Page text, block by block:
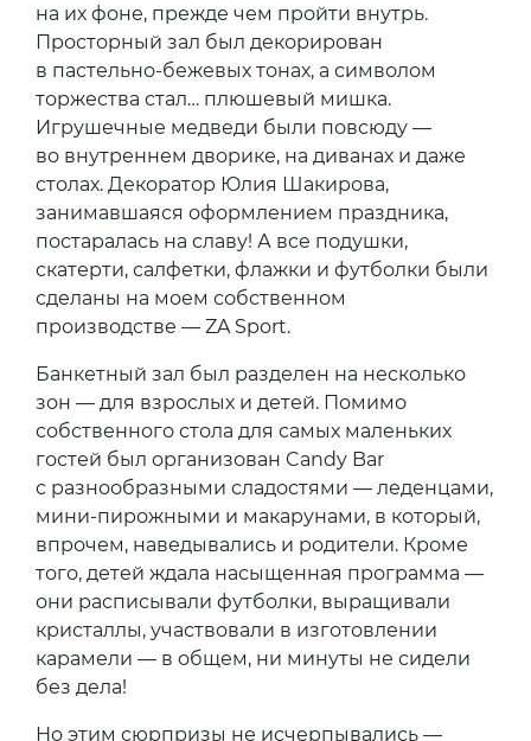
на их фоне, прежде чем пройти внутрь.
Просторный зал был декорирован
в пастельно-бежевых тонах, а символом
торжества стал… плюшевый мишка.
Игрушечные медведи были повсюду —
во внутреннем дворике, на диванах и даже
столах. Декоратор Юлия Шакирова,
занимавшаяся оформлением праздника,
постаралась на славу! А все подушки,
скатерти, салфетки, флажки и футболки были
сделаны на моем собственном
производстве — ZA Sport.
Банкетный зал был разделен на несколько
зон — для взрослых и детей. Помимо
собственного стола для самых маленьких
гостей был организован Candy Bar
с разнообразными сладостями — леденцами,
мини-пирожными и макарунами, в который,
впрочем, наведывались и родители. Кроме
того, детей ждала насыщенная программа —
они расписывали футболки, выращивали
кристаллы, участвовали в изготовлении
карамели — в общем, ни минуты не сидели
без дела!
Но этим сюрпризы не исчерпывались —